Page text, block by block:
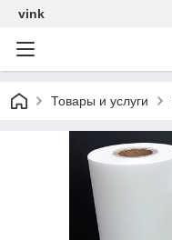
vink
Товары и услуги